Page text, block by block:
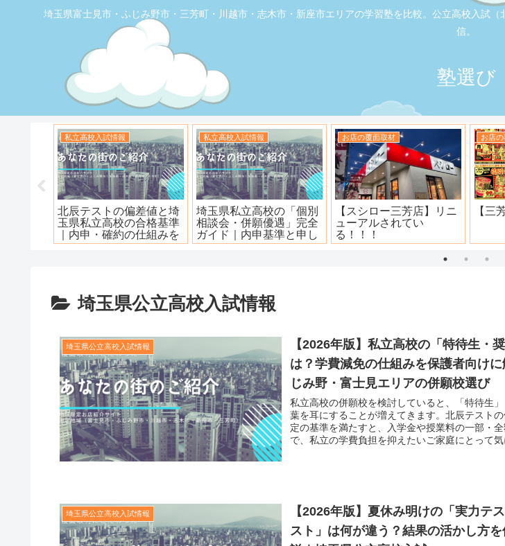
埼玉県富士見市・ふじみ野市・三芳町・川越市・志木市・新座市エリアの学習塾を比較。公立高校入試
信。
塾選び
お店の覆面取材
【トナリエふじみ野】ワ
ンダーステーキ🥩😋
お店の覆面取材
【新座】日曜ロピア寿司
お店の覆面取材
大衆焼肉ホール ニュー宝
島
お店
地元
埼玉県公立高校入試情報
埼玉県公立高校入試情報
【2026年版】私立高校の「特待生・
は？学費減免の仕組みを保護者向け
じみ野・富士見エリアの併願校選び
私立高校の併願校を検討していると、「特待生
葉を耳にすることが増えてきます。北辰テスト
定の基準を満たすと、入学金や授業料の一部・
で、私立の学費負担を抑えたいご家庭にとって気
埼玉県公立高校入試情報
【2026年版】夏休み明けの「実力テ
スト」は何が違う？結果の活かし方